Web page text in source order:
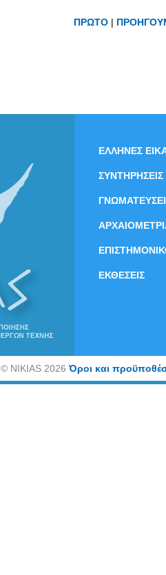
ΠΡΩΤΟ |
ΕΛΛΗΝΕΣ
ΣΥΝΤΗΡΗΣΕΙΣ
ΕΚΘΕΣΕΙΣ
©NIKIAS 2026Όροι και